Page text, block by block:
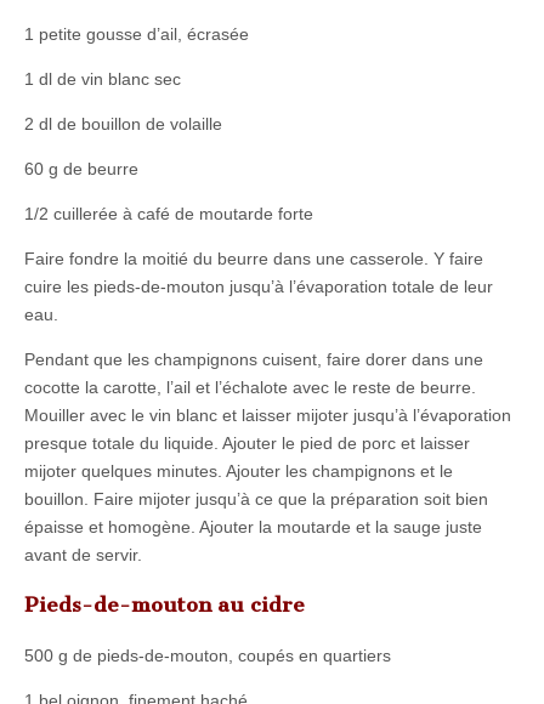
1 petite gousse d’ail, écrasée
1 dl de vin blanc sec
2 dl de bouillon de volaille
60 g de beurre
1/2 cuillerée à café de moutarde forte
Faire fondre la moitié du beurre dans une casserole. Y faire
cuire les pieds-de-mouton jusqu’à l’évaporation totale de leur
eau.
Pendant que les champignons cuisent, faire dorer dans une
cocotte la carotte, l’ail et l’échalote avec le reste de beurre.
Mouiller avec le vin blanc et laisser mijoter jusqu’à l’évaporation
presque totale du liquide. Ajouter le pied de porc et laisser
mijoter quelques minutes. Ajouter les champignons et le
bouillon. Faire mijoter jusqu’à ce que la préparation soit bien
épaisse et homogène. Ajouter la moutarde et la sauge juste
avant de servir.
Pieds-de-mouton au cidre
500 g de pieds-de-mouton, coupés en quartiers
1 bel oignon, finement haché